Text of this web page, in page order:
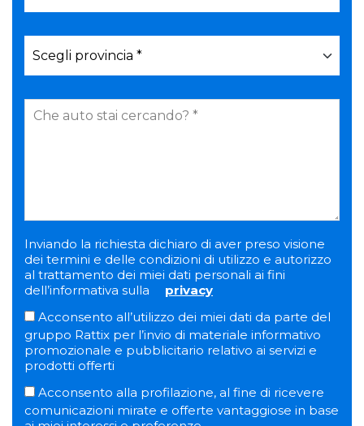
Inviando la richiesta dichiaro di aver preso visione
dei termini e delle condizioni di utilizzo e autorizzo
al trattamento dei miei dati personali ai fini
dell’informativa sulla
privacy
Acconsento all’utilizzo dei miei dati da parte del
gruppo Rattix per l’invio di materiale informativo
promozionale e pubblicitario relativo ai servizi e
prodotti offerti
Acconsento alla profilazione, al fine di ricevere
comunicazioni mirate e offerte vantaggiose in base